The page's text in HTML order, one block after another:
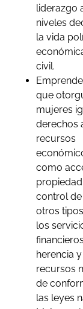
liderazgo
niveles
la vida
civil.
que
mujeres
derechos
recursos
como
control
otros
los
herencia
recursos
de
las leyes